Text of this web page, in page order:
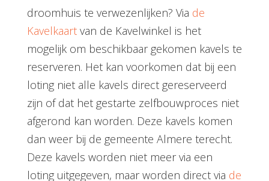
droomhuis te verwezenlijken? Via de
Kavelkaartvan de Kavelwinkel is het
mogelijk om beschikbaar gekomen kavels te
reserveren. Het kan voorkomen dat bij een
loting niet alle kavels direct gereserveerd
zijn of dat het gestarte zelfbouwproces niet
afgerond kan worden. Deze kavels komen
dan weer bij de gemeente Almere terecht.
Deze kavels worden niet meer via een
loting uitgegeven, maar worden direct via de